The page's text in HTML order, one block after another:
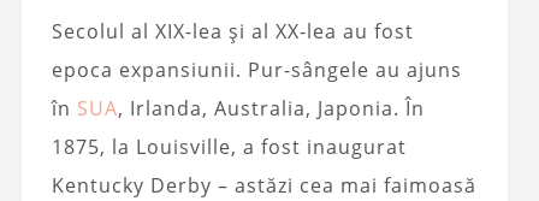
Secolul al XIX-lea și al XX-lea au fost
epoca expansiunii. Pur-sângele au ajuns
în SUA, Irlanda, Australia, Japonia. În
1875, la Louisville, a fost inaugurat
Kentucky Derby – astăzi cea mai faimoasă